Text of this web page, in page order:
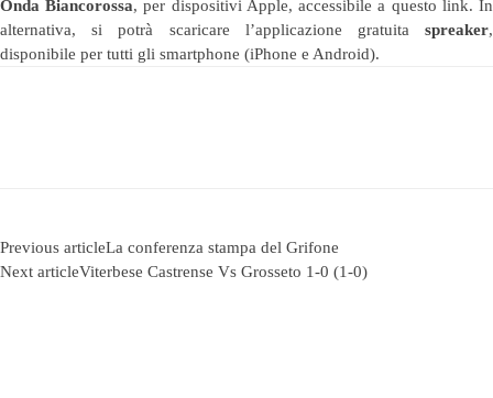
Onda Biancorossa, per dispositivi Apple, accessibile a questo link. In
alternativa, si potrà scaricare l’applicazione gratuita spreaker,
disponibile per tutti gli smartphone (iPhone e Android).
Previous articleLa conferenza stampa del Grifone
Next articleViterbese Castrense Vs Grosseto 1-0 (1-0)